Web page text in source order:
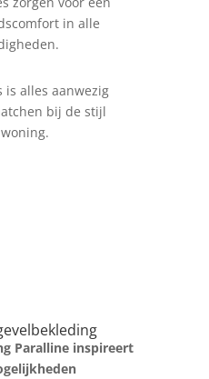
in alle
is alles aanwezig
bij de stijl
Paralline inspireert